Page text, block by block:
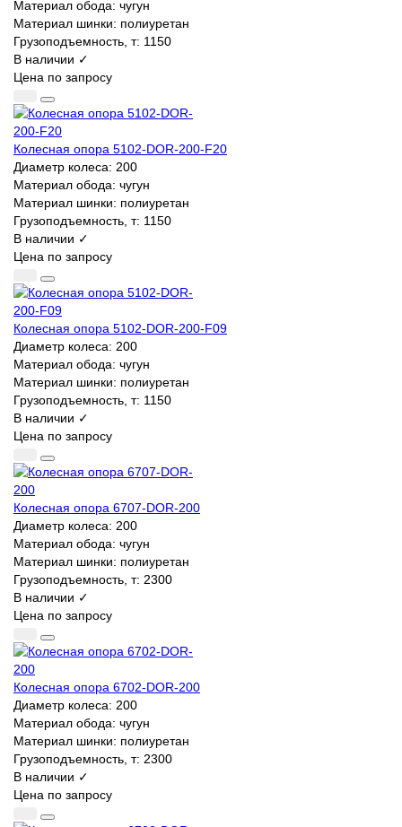
Материал обода: чугун
Материал шинки: полиуретан
Грузоподъемность, т: 1150
В наличии ✓
Цена по запросу
Колесная опора 5102-DOR-200-F20
Диаметр колеса: 200
Материал обода: чугун
Материал шинки: полиуретан
Грузоподъемность, т: 1150
В наличии ✓
Цена по запросу
Колесная опора 5102-DOR-200-F09
Диаметр колеса: 200
Материал обода: чугун
Материал шинки: полиуретан
Грузоподъемность, т: 1150
В наличии ✓
Цена по запросу
Колесная опора 6707-DOR-200
Диаметр колеса: 200
Материал обода: чугун
Материал шинки: полиуретан
Грузоподъемность, т: 2300
В наличии ✓
Цена по запросу
Колесная опора 6702-DOR-200
Диаметр колеса: 200
Материал обода: чугун
Материал шинки: полиуретан
Грузоподъемность, т: 2300
В наличии ✓
Цена по запросу